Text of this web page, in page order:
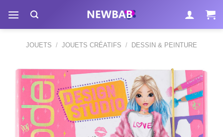
contenu
JOUETS / JOUETS CRÉATIFS / DESSIN & PEINTURE